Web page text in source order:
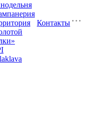
Контакты